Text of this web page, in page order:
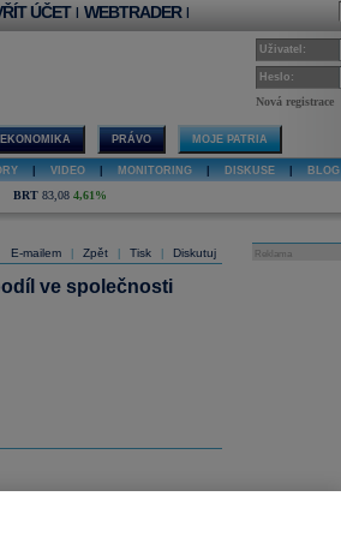
ÚČET | WEBTRADER |
Uživatel:
Heslo:
Nová registrace
EKONOMIKA PRÁVO MOJE PATRIA
VIDEO MONITORING DISKUSE BLOG
BRT 83,08 4,61%
E-mailem Zpět Tisk Diskutuj
ve společnosti
Reklama